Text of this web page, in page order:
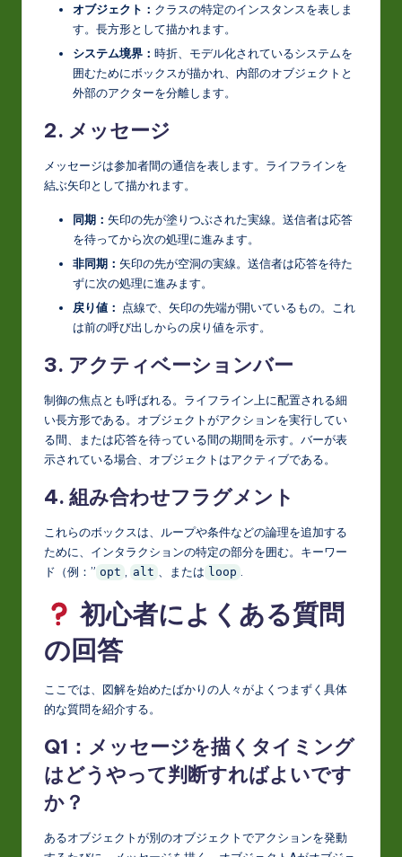
オブジェクト： クラスの特定のインスタンスを表しま
す。長方形として描かれます。
システム境界： 時折、モデル化されているシステムを
囲むためにボックスが描かれ、内部のオブジェクトと
外部のアクターを分離します。
2. メッセージ
メッセージは参加者間の通信を表します。ライフラインを
結ぶ矢印として描かれます。
同期： 矢印の先が塗りつぶされた実線。送信者は応答
を待ってから次の処理に進みます。
非同期： 矢印の先が空洞の実線。送信者は応答を待た
ずに次の処理に進みます。
戻り値： 点線で、矢印の先端が開いているもの。これ
は前の呼び出しからの戻り値を示す。
3. アクティベーションバー
制御の焦点とも呼ばれる。ライフライン上に配置される細
い長方形である。オブジェクトがアクションを実行してい
る間、または応答を待っている間の期間を示す。バーが表
示されている場合、オブジェクトはアクティブである。
4. 組み合わせフラグメント
これらのボックスは、ループや条件などの論理を追加する
ために、インタラクションの特定の部分を囲む。キーワー
ド（例：” opt , alt 、または loop .
初心者によくある質問
の回答
ここでは、図解を始めたばかりの人々がよくつまずく具体
的な質問を紹介する。
Q1：メッセージを描くタイミング
はどうやって判断すればよいです
か？
あるオブジェクトが別のオブジェクトでアクションを発動